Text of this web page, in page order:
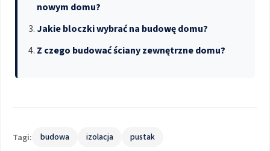
nowym domu?
Jakie bloczki wybrać na budowę domu?
Z czego budować ściany zewnętrzne domu?
Tagi: budowa izolacja pustak